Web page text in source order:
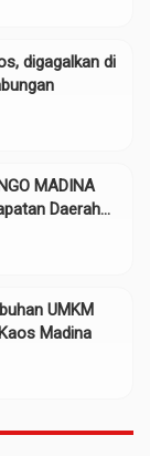
digagalkan di
MADINA
Daerah
UMKM
Madina